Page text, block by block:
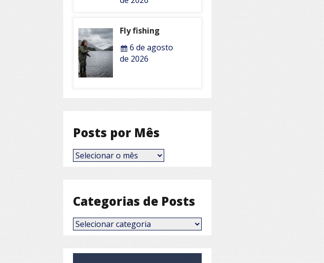
Fly fishing
6 de agosto
de 2026
Posts por Mês
Posts
por
Categorias de Posts
Categorias
de